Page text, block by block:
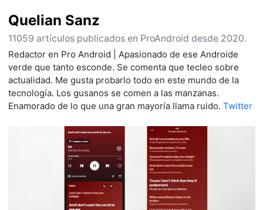
Quelian Sanz
11059 artículos publicados en ProAndroid desde 2020.
Redactor en Pro Android | Apasionado de ese Androide
verde que tanto esconde. Se comenta que tecleo sobre
actualidad. Me gusta probarlo todo en este mundo de la
tecnología. Los gusanos se comen a las manzanas.
Enamorado de lo que una gran mayoría llama ruido. Twitter